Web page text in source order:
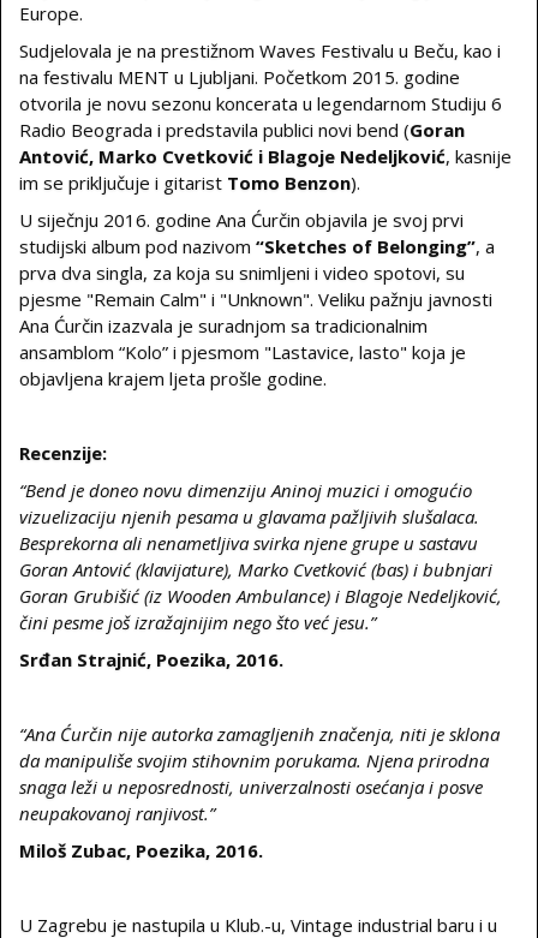
Europe.
Sudjelovala je na prestižnom Waves Festivalu u Beču, kao i
na festivalu MENT u Ljubljani. Početkom 2015. godine
otvorila je novu sezonu koncerata u legendarnom Studiju 6
Radio Beograda i predstavila publici novi bend (Goran
Antović, Marko Cvetković i Blagoje Nedeljković, kasnije
im se priključuje i gitarist Tomo Benzon).
U siječnju 2016. godine Ana Ćurčin objavila je svoj prvi
studijski album pod nazivom “Sketches of Belonging”, a
prva dva singla, za koja su snimljeni i video spotovi, su
pjesme "Remain Calm" i "Unknown". Veliku pažnju javnosti
Ana Ćurčin izazvala je suradnjom sa tradicionalnim
ansamblom “Kolo” i pjesmom "Lastavice, lasto" koja je
objavljena krajem ljeta prošle godine.
Recenzije:
“Bend je doneo novu dimenziju Aninoj muzici i omogućio
vizuelizaciju njenih pesama u glavama pažljivih slušalaca.
Besprekorna ali nenametljiva svirka njene grupe u sastavu
Goran Antović (klavijature), Marko Cvetković (bas) i bubnjari
Goran Grubišić (iz Wooden Ambulance) i Blagoje Nedeljković,
čini pesme još izražajnijim nego što već jesu.”
Srđan Strajnić, Poezika, 2016.
“Ana Ćurčin nije autorka zamagljenih značenja, niti je sklona
da manipuliše svojim stihovnim porukama. Njena prirodna
snaga leži u neposrednosti, univerzalnosti osećanja i posve
neupakovanoj ranjivost.”
Miloš Zubac, Poezika, 2016.
U Zagrebu je nastupila u Klub.-u, Vintage industrial baru i u